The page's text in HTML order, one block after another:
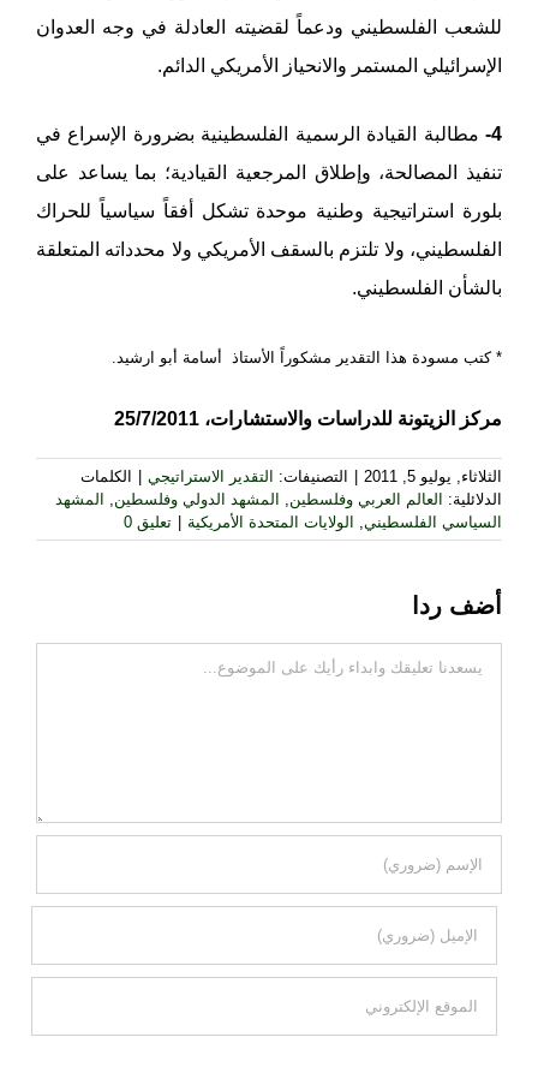
للشعب الفلسطيني ودعماً لقضيته العادلة في وجه العدوان
الإسرائيلي المستمر والانحياز الأمريكي الدائم.
4-
مطالبة القيادة الرسمية الفلسطينية بضرورة الإسراع في
تنفيذ المصالحة، وإطلاق المرجعية القيادية؛ بما يساعد على
بلورة استراتيجية وطنية موحدة تشكل أفقاً سياسياً للحراك
الفلسطيني، ولا تلتزم بالسقف الأمريكي ولا محدداته المتعلقة
بالشأن الفلسطيني.
* كتب مسودة هذا التقدير مشكوراً الأستاذ أسامة أبو ارشيد.
مركز الزيتونة للدراسات والاستشارات، 25/7/2011
الثلاثاء, يوليو 5, 2011 التصنيفات: التقدير الاستراتيجي
الكلمات
الدلائلية: العالم العربي وفلسطين المشهد الدولي وفلسطين
المشهد
السياسي الفلسطيني
الولايات المتحدة الأمريكية تعليق 0
أضف ردا
تعليقات